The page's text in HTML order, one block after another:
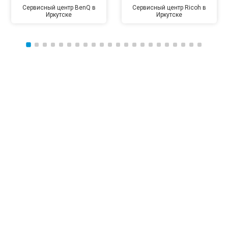
Сервисный центр BenQ в
Иркутске
Сервисный центр Ricoh в
Иркутске